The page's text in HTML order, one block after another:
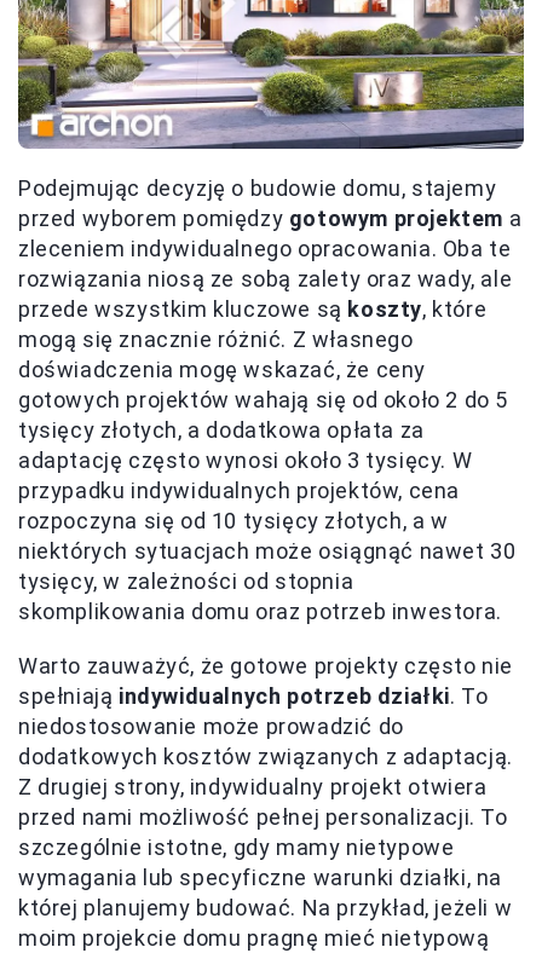
Podejmując decyzję o budowie domu, stajemy
przed wyborem pomiędzy gotowym projektem a
zleceniem indywidualnego opracowania. Oba te
rozwiązania niosą ze sobą zalety oraz wady, ale
przede wszystkim kluczowe są koszty, które
mogą się znacznie różnić. Z własnego
doświadczenia mogę wskazać, że ceny
gotowych projektów wahają się od około 2 do 5
tysięcy złotych, a dodatkowa opłata za
adaptację często wynosi około 3 tysięcy. W
przypadku indywidualnych projektów, cena
rozpoczyna się od 10 tysięcy złotych, a w
niektórych sytuacjach może osiągnąć nawet 30
tysięcy, w zależności od stopnia
skomplikowania domu oraz potrzeb inwestora.
Warto zauważyć, że gotowe projekty często nie
spełniają indywidualnych potrzeb działki. To
niedostosowanie może prowadzić do
dodatkowych kosztów związanych z adaptacją.
Z drugiej strony, indywidualny projekt otwiera
przed nami możliwość pełnej personalizacji. To
szczególnie istotne, gdy mamy nietypowe
wymagania lub specyficzne warunki działki, na
której planujemy budować. Na przykład, jeżeli w
moim projekcie domu pragnę mieć nietypową